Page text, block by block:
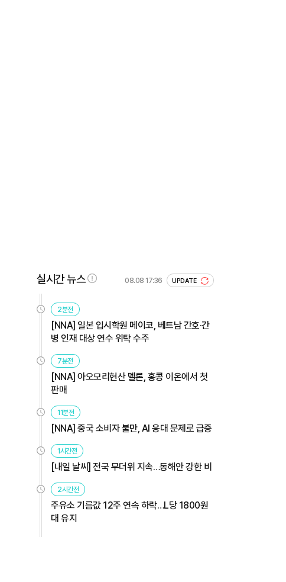
실시간 뉴스 08.08 17:36 UPDATE
2분전
[NNA] 일본 입시학원 메이코, 베트남 간호·간
병 인재 대상 연수 위탁 수주
7분전
[NNA] 아오모리현산 멜론, 홍콩 이온에서 첫
판매
11분전
[NNA] 중국 소비자 불만, AI 응대 문제로 급증
1시간전
[내일 날씨] 전국 무더위 지속…동해안 강한 비
2시간전
주유소 기름값 12주 연속 하락…L당 1800원
대 유지